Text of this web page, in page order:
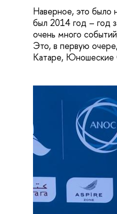
Наверное, это было
был 2014 год – год
очень много
Это, в первую
Катаре, Юношеские